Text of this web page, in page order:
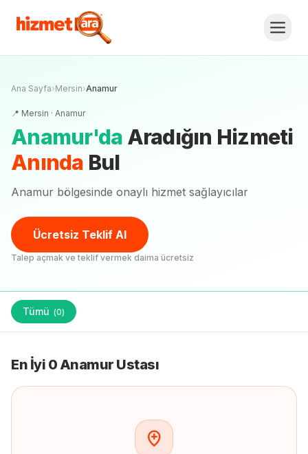
Ana Sayfa›Mersin›Anamur
📍 Mersin · Anamur
Anamur'da Aradığın Hizmeti
Anında Bul
Anamur bölgesinde onaylı hizmet sağlayıcılar
Ücretsiz Teklif Al
Talep açmak ve teklif vermek daima ücretsiz
Tümü (0)
En İyi 0 Anamur Ustası